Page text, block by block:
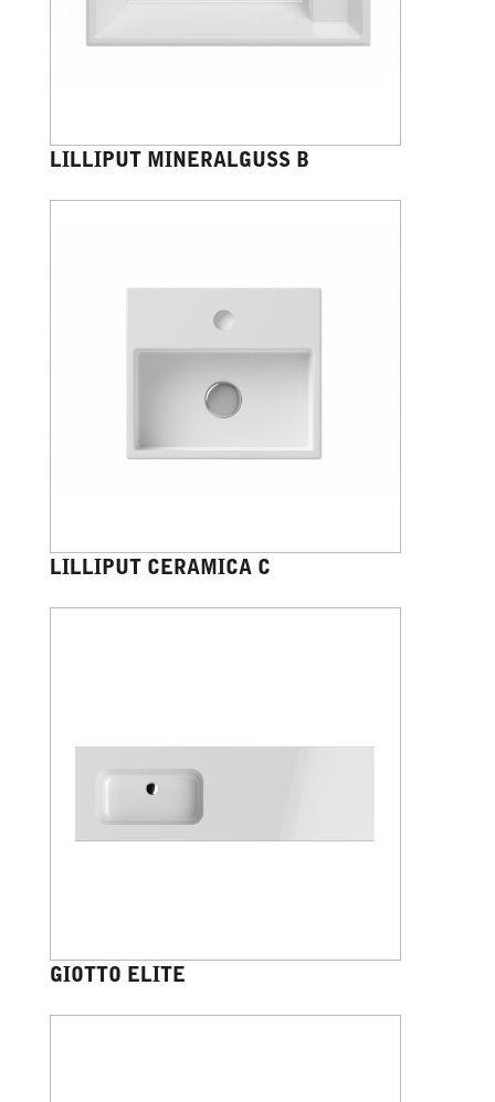
LILLIPUT MINERALGUSS B
LILLIPUT CERAMICA C
GIOTTO ELITE